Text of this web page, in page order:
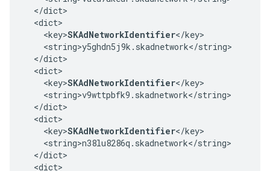
  </dict>
  <dict>
    <key>
SKAdNetworkIdentifier</key>
    <string>y5ghdn5j9k.skadnetwork</string>
  </dict>
  <dict>
    <key>
SKAdNetworkIdentifier</key>
    <string>v9wttpbfk9.skadnetwork</string>
  </dict>
  <dict>
    <key>
SKAdNetworkIdentifier</key>
    <string>n38lu8286q.skadnetwork</string>
  </dict>
  <dict>